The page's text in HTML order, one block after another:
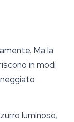
Ma la
in modi
luminoso,